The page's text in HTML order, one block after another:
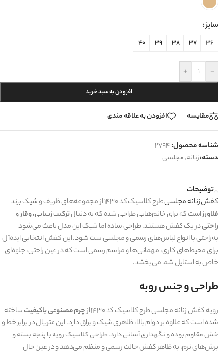
سایز
36
37
38
39
40
-
+
افزودن به سبد خرید
مقایسه افزودن به علاقه مندی
شناسه محصول:2794
دسته:زنانه,مجلسی
توضیحات
کفش زنانه مجلسیطرح کلاسیک کد 1430 از مجموعه‌های ظریف و شیک برند
فلاورزاست که برای خانم‌هایی طراحی شده که به دنبالترکیب زیبایی، وقار و
راحتیدر یک کفش هستند. طراحی ساده اما شیک این مدل باعث می‌شود
به‌راحتی با انواع لباس‌های رسمی و مجلسی ست شود. این کفش انتخابی ایده‌آل
برای محیط‌های کاری، مهمانی‌ها و مراسم رسمی است که در عین راحتی، جلوه‌ای
خاص به استایل شما می‌بخشد.
طراحی و جنس رویه
رویه کفش زنانه مجلسی طرح کلاسیک کد 1430 از چرم مصنوعی باکیفیتساخته
شده است که علاوه بر دوام بالا، ظاهری شیک و براق دارد. این متریال در برابر خط و
خش مقاوم بوده و نگهداری آسانی دارد. طراحی کلاسیک رویه با پنجه بسته و
برش‌های نرم، به ظاهر کفش حالت رسمی و منظم می‌دهد و در عین حال